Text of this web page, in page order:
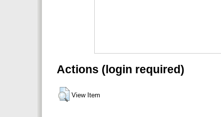
Actions (login required)
View Item